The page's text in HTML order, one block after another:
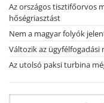
Az országos tisztifőorvos
hőségriasztást
Nem a magyar folyók
Változik az
Az utolsó paksi turbina